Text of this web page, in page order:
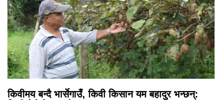
किवीमय बन्दै भार्सेगाउँ, किवी किसान यम बहादुर भन्छन्: